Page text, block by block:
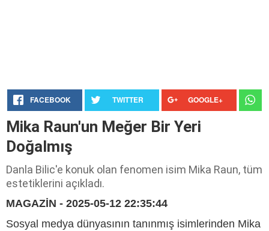
FACEBOOK TWITTER GOOGLE+
Mika Raun'un Meğer Bir Yeri
Doğalmış
Danla Bilic'e konuk olan fenomen isim Mika Raun, tüm
estetiklerini açıkladı.
MAGAZİN - 2025-05-12 22:35:44
Sosyal medya dünyasının tanınmış isimlerinden Mika